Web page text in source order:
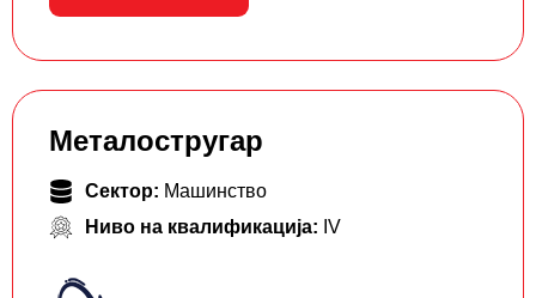
Металостругар
Сектор: Машинство
Ниво на квалификација: IV